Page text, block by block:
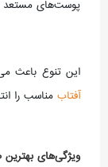
پوست‌های
این تنوع باعث
آفتاب مناسب را
ویژگی‌های بهترین